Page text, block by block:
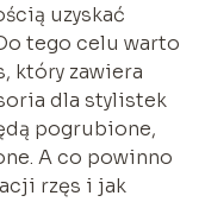
uzyskać
tego celu warto
który zawiera
dla stylistek
pogrubione,
A co powinno
rzęs i jak